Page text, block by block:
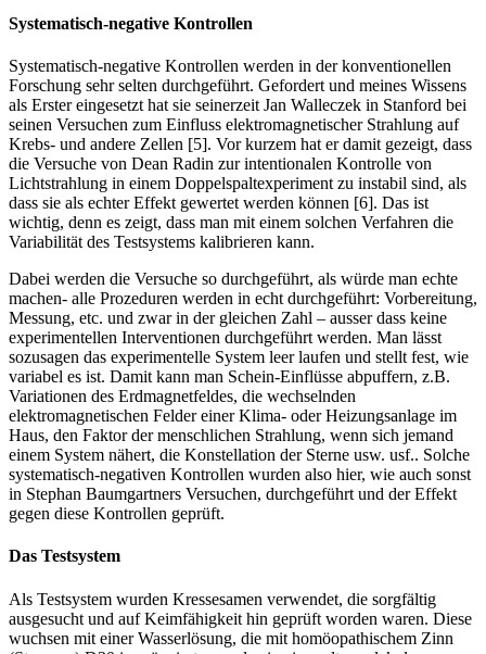
Systematisch-negative Kontrollen
Systematisch-negative Kontrollen werden in der konventionellen
Forschung sehr selten durchgeführt. Gefordert und meines Wissens
als Erster eingesetzt hat sie seinerzeit Jan Walleczek in Stanford bei
seinen Versuchen zum Einfluss elektromagnetischer Strahlung auf
Krebs- und andere Zellen [5]. Vor kurzem hat er damit gezeigt, dass
die Versuche von Dean Radin zur intentionalen Kontrolle von
Lichtstrahlung in einem Doppelspaltexperiment zu instabil sind, als
dass sie als echter Effekt gewertet werden können [6]. Das ist
wichtig, denn es zeigt, dass man mit einem solchen Verfahren die
Variabilität des Testsystems kalibrieren kann.
Dabei werden die Versuche so durchgeführt, als würde man echte
machen- alle Prozeduren werden in echt durchgeführt: Vorbereitung,
Messung, etc. und zwar in der gleichen Zahl – ausser dass keine
experimentellen Interventionen durchgeführt werden. Man lässt
sozusagen das experimentelle System leer laufen und stellt fest, wie
variabel es ist. Damit kann man Schein-Einflüsse abpuffern, z.B.
Variationen des Erdmagnetfeldes, die wechselnden
elektromagnetischen Felder einer Klima- oder Heizungsanlage im
Haus, den Faktor der menschlichen Strahlung, wenn sich jemand
einem System nähert, die Konstellation der Sterne usw. usf.. Solche
systematisch-negativen Kontrollen wurden also hier, wie auch sonst
in Stephan Baumgartners Versuchen, durchgeführt und der Effekt
gegen diese Kontrollen geprüft.
Das Testsystem
Als Testsystem wurden Kressesamen verwendet, die sorgfältig
ausgesucht und auf Keimfähigkeit hin geprüft worden waren. Diese
wuchsen mit einer Wasserlösung, die mit homöopathischem Zinn